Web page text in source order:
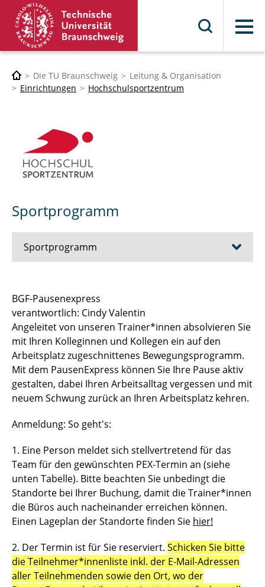
Menü
Die TU Braunschweig
Leitung & Organisation
Einrichtungen
Hochschulsportzentrum
Sportprogramm
Sportprogramm
Buchungs- und Teilnahmebedingungen
Nutzungsordnungen
Differenzierung der Sportangebote
Feedback Sportangebot
Verletzt im HSP - und nun?
Versicherungen im Sport & Studium
BGF-Pausenexpress
verantwortlich: Cindy Valentin
Angeleitet von unseren Trainer*innen absolvieren Sie
mit Ihren Kolleginnen und Kollegen ein auf den
Arbeitsplatz zugeschnittenes Bewegungsprogramm.
Mit dem PausenExpress können Sie Ihre Pause aktiv
gestalten, dabei Ihren Arbeitsalltag vergessen und mit
neuem Schwung zurück an Ihren Arbeitsplatz kehren.
Anmeldung: So geht's:
1. Eine Person meldet sich stellvertretend für das
Team für den gewünschten PEX-Termin an (siehe
unten Tabelle). Bitte beachten Sie unbedingt die
Standorte bei Ihrer Buchung, damit die Trainer*innen
die Büros auch nacheinander erreichen können.
Einen Lageplan der Standorte finden Sie hier!
2. Der Termin ist für Sie reserviert. Schicken Sie bitte
die Teilnehmer*innenliste inkl. der E-Mail-Adressen
aller Teilnehmenden sowie den Ort, wo der